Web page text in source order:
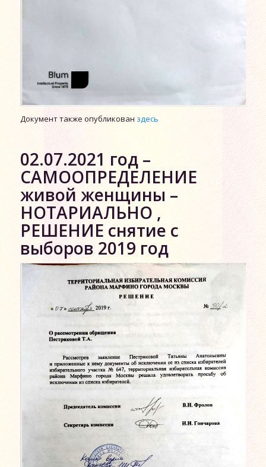
Документ также опубликованздесь
02.07.2021 год –
САМООПРЕДЕЛЕНИЕ
живой женщины –
НОТАРИАЛЬНО ,
РЕШЕНИЕ снятие с
выборов 2019 год